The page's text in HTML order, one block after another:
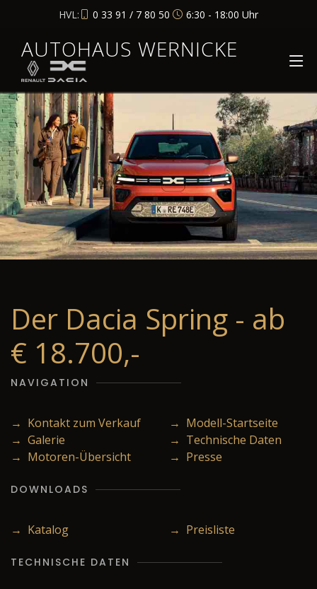
HVL: 0 33 91 / 7 80 50 6:30 - 18:00 Uhr
AUTOHAUS WERNICKE
Der Dacia Spring - ab
€ 18.700,-
NAVIGATION
→ Kontakt zum Verkauf
→ Modell-Startseite
→ Galerie
→ Technische Daten
→ Motoren-Übersicht
→ Presse
DOWNLOADS
→ Katalog → Preisliste
TECHNISCHE DATEN